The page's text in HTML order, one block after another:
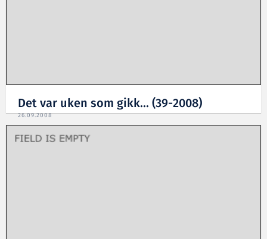
Det var uken som gikk... (39-2008)
26.09.2008